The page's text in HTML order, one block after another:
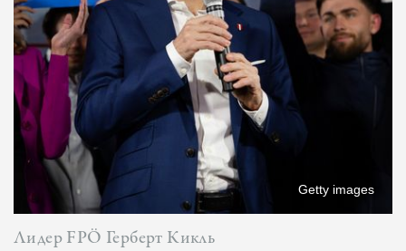
Getty images
Лидер FPÖ Герберт Кикль